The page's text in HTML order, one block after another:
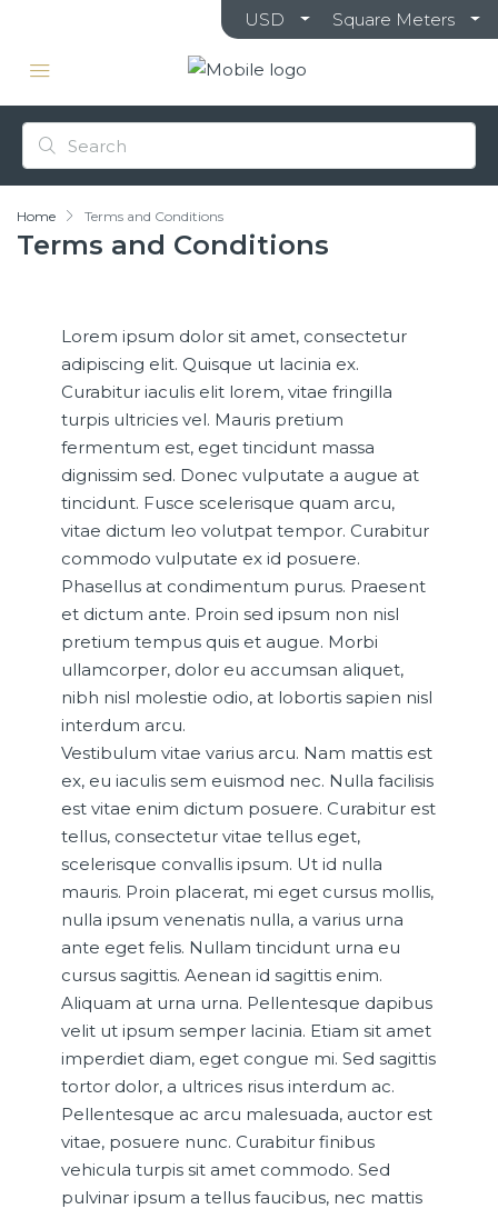
USD Square Meters
Home Terms and Conditions
Terms and Conditions
Lorem ipsum dolor sit amet, consectetur
adipiscing elit. Quisque ut lacinia ex.
Curabitur iaculis elit lorem, vitae fringilla
turpis ultricies vel. Mauris pretium
fermentum est, eget tincidunt massa
dignissim sed. Donec vulputate a augue at
tincidunt. Fusce scelerisque quam arcu,
vitae dictum leo volutpat tempor. Curabitur
commodo vulputate ex id posuere.
Phasellus at condimentum purus. Praesent
et dictum ante. Proin sed ipsum non nisl
pretium tempus quis et augue. Morbi
ullamcorper, dolor eu accumsan aliquet,
nibh nisl molestie odio, at lobortis sapien nisl
interdum arcu.
Vestibulum vitae varius arcu. Nam mattis est
ex, eu iaculis sem euismod nec. Nulla facilisis
est vitae enim dictum posuere. Curabitur est
tellus, consectetur vitae tellus eget,
scelerisque convallis ipsum. Ut id nulla
mauris. Proin placerat, mi eget cursus mollis,
nulla ipsum venenatis nulla, a varius urna
ante eget felis. Nullam tincidunt urna eu
cursus sagittis. Aenean id sagittis enim.
Aliquam at urna urna. Pellentesque dapibus
velit ut ipsum semper lacinia. Etiam sit amet
imperdiet diam, eget congue mi. Sed sagittis
tortor dolor, a ultrices risus interdum ac.
Pellentesque ac arcu malesuada, auctor est
vitae, posuere nunc. Curabitur finibus
vehicula turpis sit amet commodo. Sed
pulvinar ipsum a tellus faucibus, nec mattis